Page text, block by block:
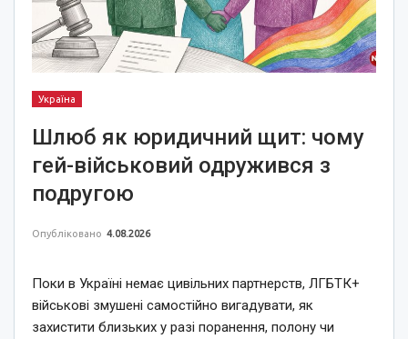
Україна
Шлюб як юридичний щит: чому
гей-військовий одружився з
подругою
Опубліковано 4.08.2026
Поки в Україні немає цивільних партнерств, ЛГБТК+
військові змушені самостійно вигадувати, як
захистити близьких у разі поранення, полону чи